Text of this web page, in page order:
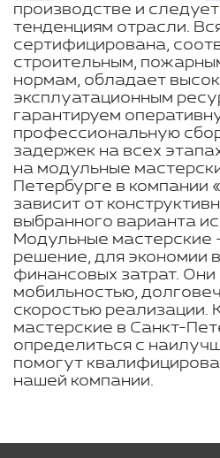
производстве и
тенденциям отрасли.
сертифицирована,
строительным,
нормам, обладает
эксплуатационным
гарантируем
профессиональную
задержек на всех
на модульные
Петербурге в компании
зависит от
выбранного варианта
Модульные мастерские
решение, для экономии
финансовых затрат.
мобильностью,
скоростью реализации.
мастерские в Санкт-
определиться с
помогут
нашей компании.